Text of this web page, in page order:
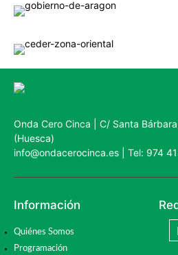
Onda Cero Cinca | C/ Santa
(Huesca)
info@ondacerocinca.es | Tel: 974
Información
Quiénes Somos
Programación